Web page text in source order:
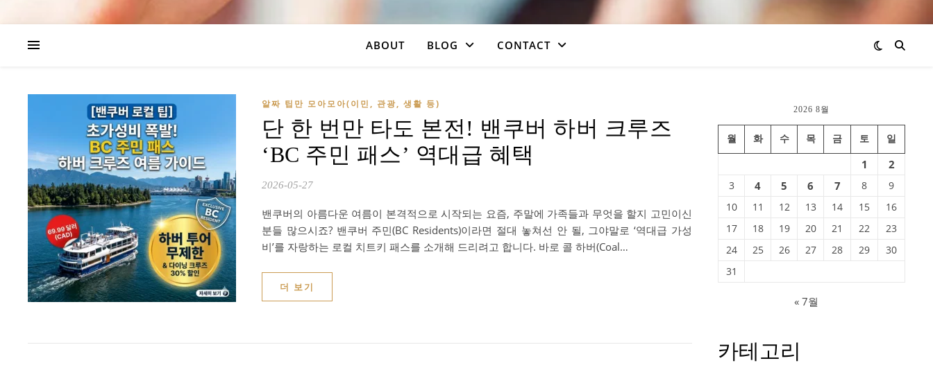
ABOUT BLOG CONTACT
알짜 팁만 모아모아(이민, 관광, 생활 등)
단 한 번만 타도 본전! 밴쿠버 하버 크루즈
‘BC 주민 패스’ 역대급 혜택
2026-05-27
밴쿠버의 아름다운 여름이 본격적으로 시작되는 요즘, 주말에 가족들과 무엇을 할지 고민이신
분들 많으시죠? 밴쿠버 주민(BC Residents)이라면 절대 놓쳐선 안 될, 그야말로 ‘역대급 가성
비’를 자랑하는 로컬 치트키 패스를 소개해 드리려고 합니다. 바로 콜 하버(Coal…
더 보기
2026 8월
월 화 수 목 금 토 일
1 2
3 4 5 6 7 8
9
10
11 12 13 14 15
16
17
18 19 20 21 22
23
24
25 26 27 28 29
30
31
« 7월
카테고리